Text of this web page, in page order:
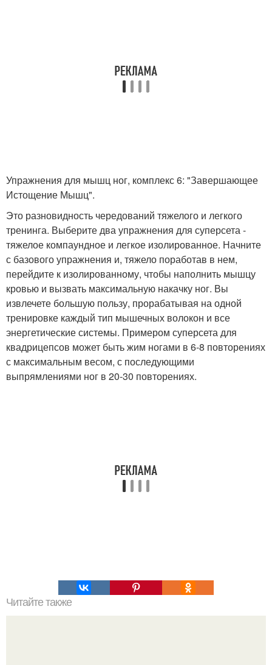
Упражнения для мышц ног, комплекс 6: "Завершающее
Истощение Мышц".
Это разновидность чередований тяжелого и легкого
тренинга. Выберите два упражнения для суперсета -
тяжелое компаундное и легкое изолированное. Начните
с базового упражнения и, тяжело поработав в нем,
перейдите к изолированному, чтобы наполнить мышцу
кровью и вызвать максимальную накачку ног. Вы
извлечете большую пользу, прорабатывая на одной
тренировке каждый тип мышечных волокон и все
энергетические системы. Примером суперсета для
квадрицепсов может быть жим ногами в 6-8 повторениях
с максимальным весом, с последующими
выпрямлениями ног в 20-30 повторениях.
Читайте также